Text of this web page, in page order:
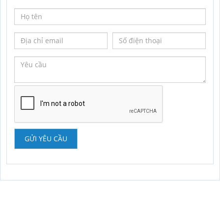
GỬI YÊU CẦU